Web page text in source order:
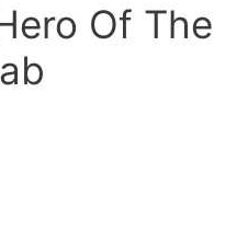
Of The